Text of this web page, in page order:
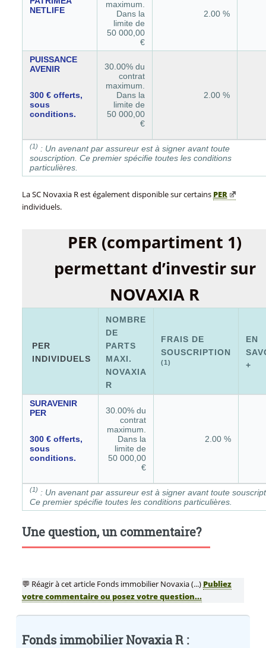
NETLIFE
maximum.
Dans la
limite de
50 000,00
€
2.00 %
PUISSANCE
AVENIR
300 € offerts,
sous
conditions.
30.00% du
contrat
maximum.
Dans la
limite de
50 000,00
€
2.00 %
(1) : Un avenant par assureur est à signer avant toute
souscription. Ce premier spécifie toutes les conditions
particulières.
La SC Novaxia R est également disponible sur certains PER
individuels.
PER (compartiment 1)
permettant d’investir sur
NOVAXIA R
PER
INDIVIDUELS
NOMBRE
DE
PARTS
MAXI.
NOVAXIA
R
FRAIS DE
SOUSCRIPTION
(1)
EN
+
SURAVENIR
PER
300 € offerts,
sous
conditions.
30.00% du
contrat
maximum.
Dans la
limite de
50 000,00
€
2.00 %
(1) : Un avenant par assureur est à signer avant toute
Ce premier spécifie toutes les conditions particulières.
Une question, un commentaire?
💬 Réagir à cet article Fonds immobilier Novaxia (...) Publiez
votre commentaire ou posez votre question...
Fonds immobilier Novaxia R :